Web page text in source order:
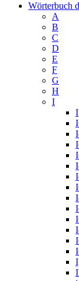
Wörterbuch
A
B
C
D
E
F
G
H
I
I